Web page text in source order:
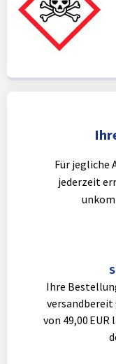
Für jegliche
jederzeit
Ihre
von 49,00